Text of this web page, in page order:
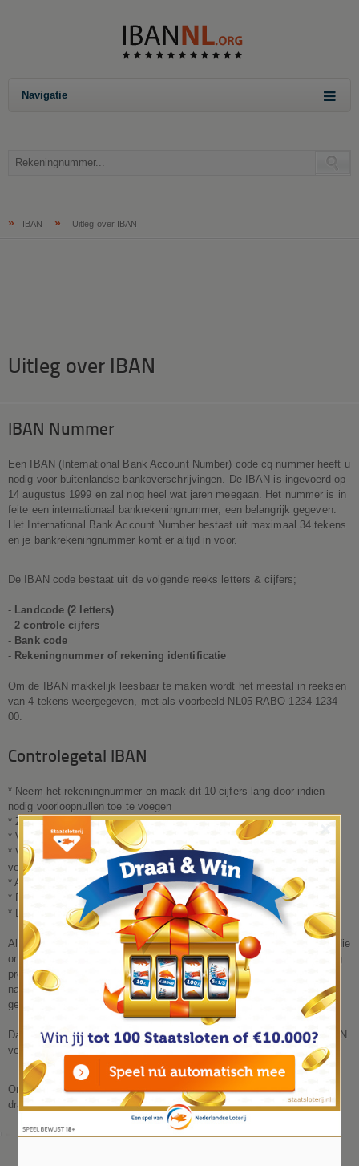
Navigatie
» IBAN » Uitleg over IBAN
Uitleg over IBAN
IBAN Nummer
Een IBAN (International Bank Account Number) code cq nummer heeft u
nodig voor buitenlandse bankoverschrijvingen. De IBAN is ingevoerd op
14 augustus 1999 en zal nog heel wat jaren meegaan. Het nummer is in
feite een internationaal bankrekeningnummer, een belangrijk gegeven.
Het International Bank Account Number bestaat uit maximaal 34 tekens
en je bankrekeningnummer komt er altijd in voor.
De IBAN code bestaat uit de volgende reeks letters & cijfers;
- Landcode (2 letters)
-2 controle cijfers
- Bank code
- Rekeningnummer of rekening identificatie
Om de IBAN makkelijk leesbaar te maken wordt het meestal in reeksen
van 4 tekens weergegeven, met als voorbeeld NL05 RABO 1234 1234
00.
Controlegetal IBAN
* Neem het rekeningnummer en maak dit 10 cijfers lang door indien
nodig voorloopnullen toe te voegen
* Zet de 4 letterige bankcode ervoor
* Voeg de landcode er achter
* Vervang de letters door hun positie in het Romeinse Alfabet,
vermeerderd met 9 (A=10, B=11...Z=35)
* Aan het einde 00 toevoegen
* Bovenstaande getal delen door 97
* De restwaarde van die rekensom gebruiken om van 98 af te trekken
Al met al is het een redelijk ingewikkelde berekening, een berekening die
ons systeem automatisch voor u maakt! Rechtsboven is er een handig
programmatje geplaatst waar u uw rekeningnummer kunt omrekenen
naar het IBAN nummer. Hierbij wordt ook de Bank en het
Nummer
getoond.
Daarnaast is het wellicht interessant om te vermelden dat de term IBAN
vervangen zal gaan worden door
Om te ontdekken hoe je IBAN wordt berekend, deed je hoofd doen
draaien? Tijd voor een pauze met een spelletjeonline gokkasten
×